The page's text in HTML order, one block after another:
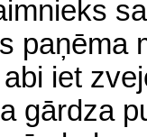
paņēma
iet
gārdza